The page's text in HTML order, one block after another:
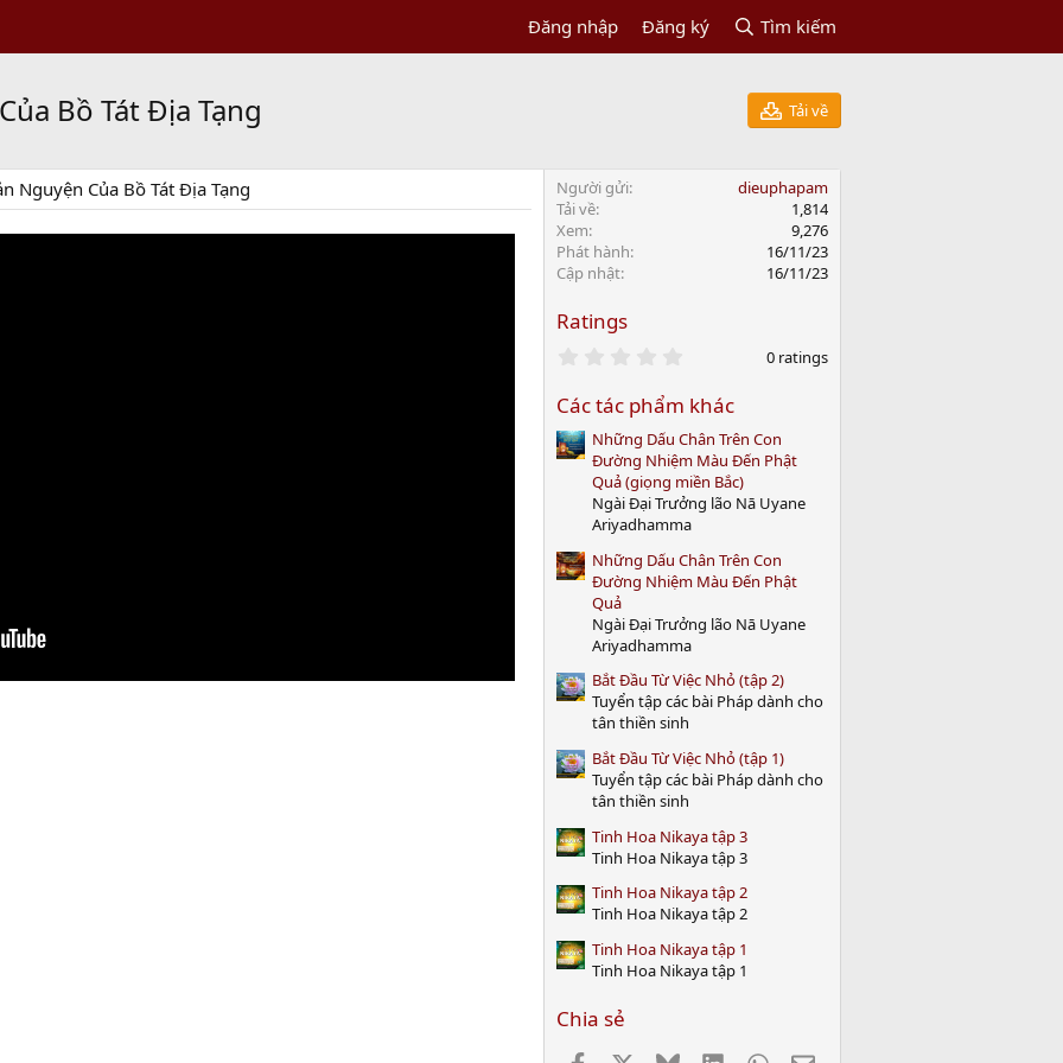
Đăng nhập Đăng ký Tìm kiếm
Bồ Tát Địa Tạng
Tải về
Nguyện Của Bồ Tát Địa Tạng Người gửi
dieuphapam
Tải về
1,814
Xem
9,276
Phát hành
16/11/23
Cập nhật
16/11/23
Ratings
0
t
a
r
(
s
)
0 ratings
Các tác phẩm khác
Những Dấu Chân Trên Con
Đường Nhiệm Màu Đến Phật
Quả (giọng miền Bắc)
Ngài Đại Trưởng lão Nā Uyane
Ariyadhamma
Những Dấu Chân Trên Con
Đường Nhiệm Màu Đến Phật
Quả
Ngài Đại Trưởng lão Nā Uyane
Ariyadhamma
Bắt Đầu Từ Việc Nhỏ (tập 2)
Tuyển tập các bài Pháp dành cho
tân thiền sinh
Bắt Đầu Từ Việc Nhỏ (tập 1)
Tuyển tập các bài Pháp dành cho
tân thiền sinh
Tinh Hoa Nikaya tập 3
Tinh Hoa Nikaya tập 3
Tinh Hoa Nikaya tập 2
Tinh Hoa Nikaya tập 2
Tinh Hoa Nikaya tập 1
Tinh Hoa Nikaya tập 1
Chia sẻ